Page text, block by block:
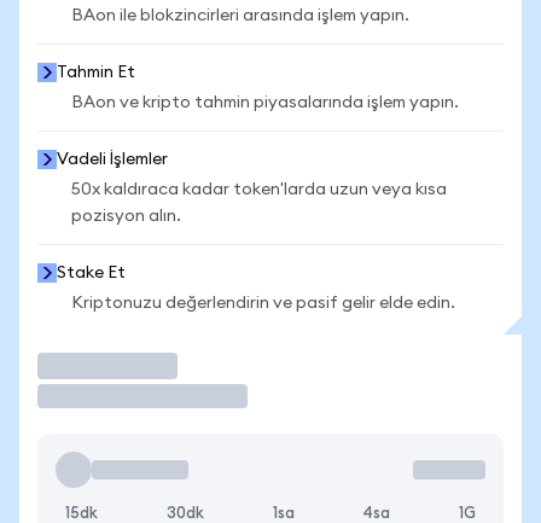
BAon ile blokzincirleri arasında işlem yapın.
Tahmin Et
BAon ve kripto tahmin piyasalarında işlem yapın.
Vadeli İşlemler
50x kaldıraca kadar token'larda uzun veya kısa
pozisyon alın.
Stake Et
Kriptonuzu değerlendirin ve pasif gelir elde edin.
15dk 30dk 1sa 4sa 1G